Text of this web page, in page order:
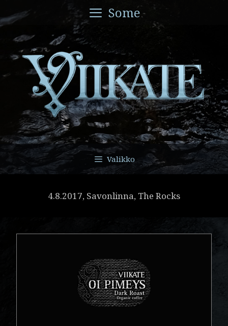
sisältöön
Some
Valikko
4.8.2017, Savonlinna, The Rocks